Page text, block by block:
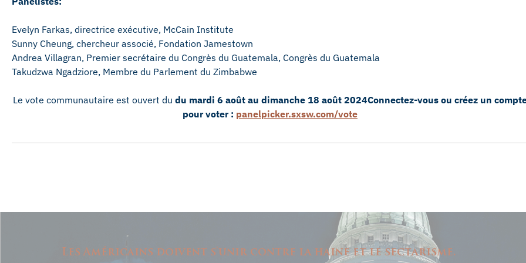
Evelyn Farkas, directrice exécutive, McCain Institute
Sunny Cheung, chercheur associé, Fondation Jamestown
Andrea Villagran, Premier secrétaire du Congrès du Guatemala, Congrès du Guatemala
Takudzwa Ngadziore, Membre du Parlement du Zimbabwe
Le vote communautaire est ouvert du du mardi 6 août au dimanche 18 août 2024Connectez-vous ou créez un
pour voter : panelpicker.sxsw.com/vote
Les Américains doivent s'unir contre la haine et le sectarisme.